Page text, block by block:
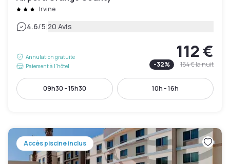
Irvine
4.6/5|20 Avis
Annulation gratuite
Paiement à l'hôtel
112 €
-32% 164 €la nuit
09h30 - 15h30 10h - 16h
Accès piscine inclus